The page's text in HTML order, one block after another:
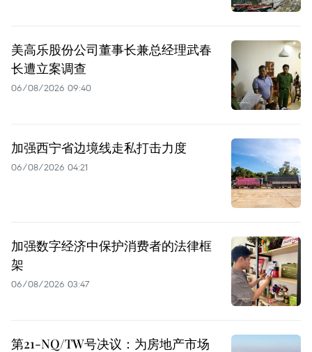
美高乐股份公司董事长兼总经理武春
长遭立案调查
06/08/2026 09:40
加强西宁省边境线走私打击力度
06/08/2026 04:21
加强数字经济中保护消费者的法律框
架
06/08/2026 03:47
第21-NQ/TW号决议：为房地产市场